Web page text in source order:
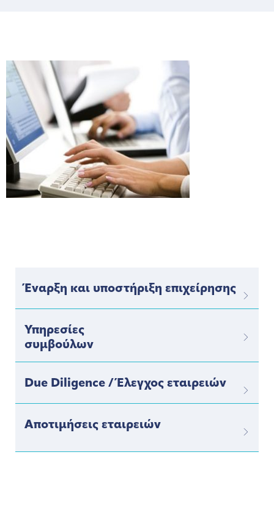
Έναρξη και υποστήριξη επιχείρησης
Υπηρεσίες
συμβούλων
Due Diligence / Έλεγχος εταιρειών
Αποτιμήσεις εταιρειών